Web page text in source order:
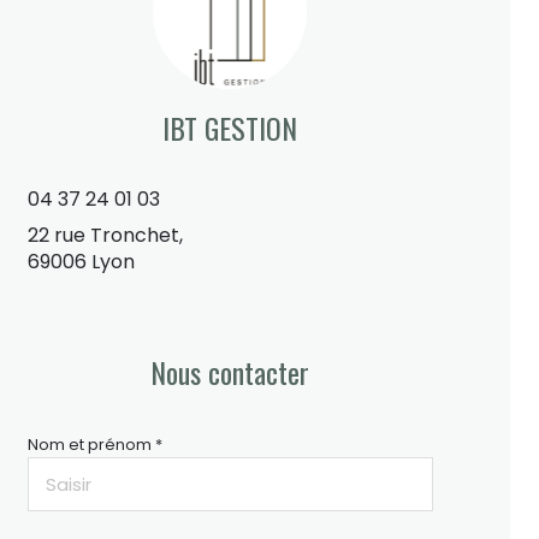
IBT GESTION
04 37 24 01 03
22 rue Tronchet,
69006 Lyon
Nous contacter
Nom et prénom *